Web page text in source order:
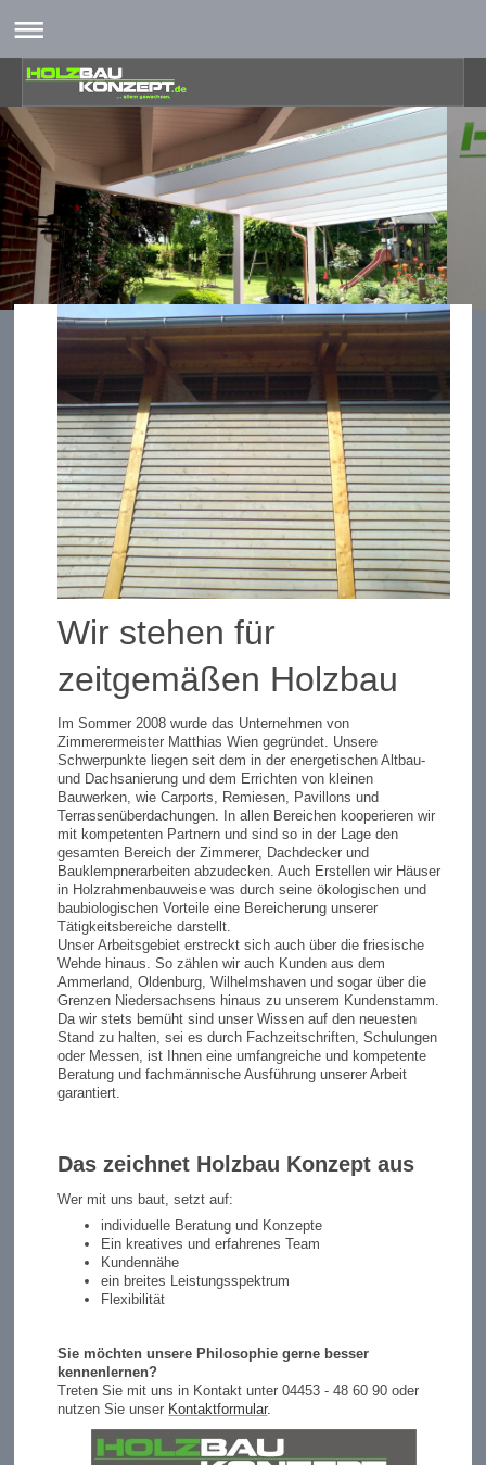
Wir stehen für
zeitgemäßen Holzbau
Im Sommer 2008 wurde das Unternehmen von
Zimmerermeister Matthias Wien gegründet. Unsere
Schwerpunkte liegen seit dem in der energetischen Altbau-
und Dachsanierung und dem Errichten von kleinen
Bauwerken, wie Carports, Remiesen, Pavillons und
Terrassenüberdachungen. In allen Bereichen kooperieren wir
mit kompetenten Partnern und sind so in der Lage den
gesamten Bereich der Zimmerer, Dachdecker und
Bauklempnerarbeiten abzudecken. Auch Erstellen wir Häuser
in Holzrahmenbauweise was durch seine ökologischen und
baubiologischen Vorteile eine Bereicherung unserer
Tätigkeitsbereiche darstellt.
Unser Arbeitsgebiet erstreckt sich auch über die friesische
Wehde hinaus. So zählen wir auch Kunden aus dem
Ammerland, Oldenburg, Wilhelmshaven und sogar über die
Grenzen Niedersachsens hinaus zu unserem Kundenstamm.
Da wir stets bemüht sind unser Wissen auf den neuesten
Stand zu halten, sei es durch Fachzeitschriften, Schulungen
oder Messen, ist Ihnen eine umfangreiche und kompetente
Beratung und fachmännische Ausführung unserer Arbeit
garantiert.
Das zeichnet Holzbau Konzept aus
Wer mit uns baut, setzt auf:
individuelle Beratung und Konzepte
Ein kreatives und erfahrenes Team
Kundennähe
ein breites Leistungsspektrum
Flexibilität
Sie möchten unsere Philosophie gerne besser
kennenlernen?
Treten Sie mit uns in Kontakt unter 04453 - 48 60 90 oder
nutzen Sie unser Kontaktformular.